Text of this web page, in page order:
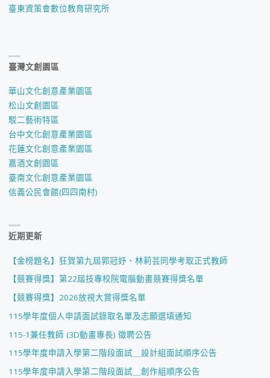
臺東資策會數位教育研究所
臺灣文創園區
華山文化創意產業園區
松山文創園區
駁二藝術特區
台中文化創意產業園區
花蓮文化創意產業園區
嘉酒文創園區
臺南文化創意產業園區
信義公民會館(四四南村)
近期更新
【金榜題名】狂賀第九屆郭冠妤、林莉芸同學考取正式教師
【競賽得獎】第22屆技專校院電腦動畫競賽得獎名單
【競賽得獎】2026放視大賞得獎名單
115學年度個人申請面試錄取名單及志願選填通知
115-1兼任教師 (3D動畫專長) 徵聘公告
115學年度申請入學第二階段面試＿設計組面試順序公告
115學年度申請入學第二階段面試＿創作組順序公告